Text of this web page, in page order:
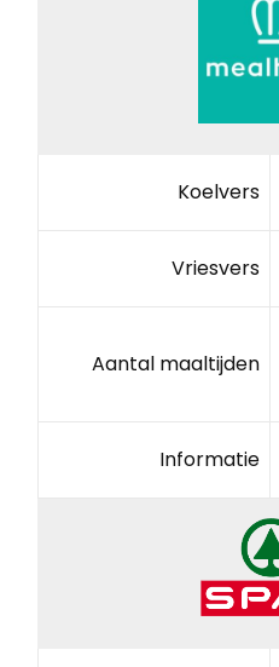
Koelvers
Vriesvers
Aantal maaltijden
Informatie